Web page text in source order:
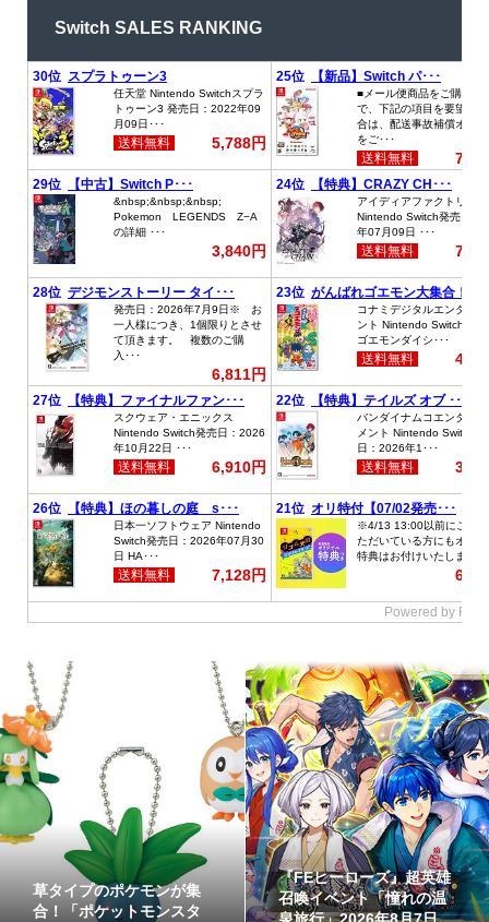
Switch SALES RANKING
『ドンキーコング バナン
ザ』のゲーム内イベント
【イベントレポート】実
際に草が揺れる生息地づ